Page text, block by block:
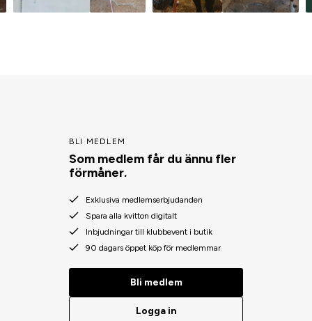
BLI MEDLEM
Som medlem får du ännu fler
förmåner.
Exklusiva medlemserbjudanden
Spara alla kvitton digitalt
Inbjudningar till klubbevent i butik
90 dagars öppet köp för medlemmar
Bli medlem
Logga in